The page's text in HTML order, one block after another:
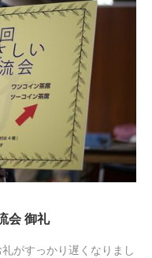
会 御礼
がすっかり遅くなりまし